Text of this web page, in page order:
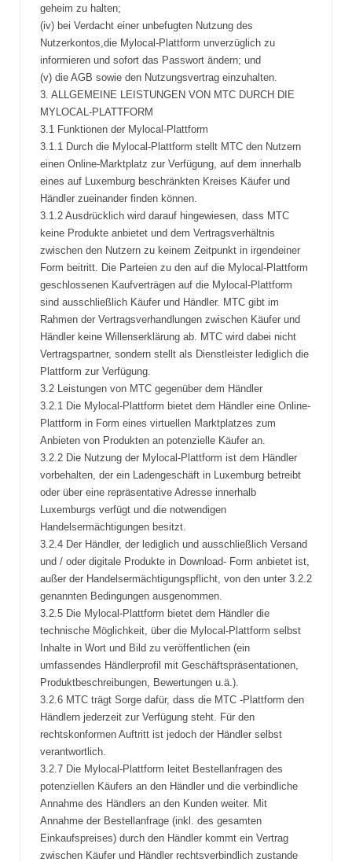
geheim zu halten;
(iv) bei Verdacht einer unbefugten Nutzung des
Nutzerkontos,die Mylocal-Plattform unverzüglich zu
informieren und sofort das Passwort ändern; und
(v) die AGB sowie den Nutzungsvertrag einzuhalten.
3. ALLGEMEINE LEISTUNGEN VON MTC DURCH DIE
MYLOCAL-PLATTFORM
3.1 Funktionen der Mylocal-Plattform
3.1.1 Durch die Mylocal-Plattform stellt MTC den Nutzern
einen Online-Marktplatz zur Verfügung, auf dem innerhalb
eines auf Luxemburg beschränkten Kreises Käufer und
Händler zueinander finden können.
3.1.2 Ausdrücklich wird darauf hingewiesen, dass MTC
keine Produkte anbietet und dem Vertragsverhältnis
zwischen den Nutzern zu keinem Zeitpunkt in irgendeiner
Form beitritt. Die Parteien zu den auf die Mylocal-Plattform
geschlossenen Kaufverträgen auf die Mylocal-Plattform
sind ausschließlich Käufer und Händler. MTC gibt im
Rahmen der Vertragsverhandlungen zwischen Käufer und
Händler keine Willenserklärung ab. MTC wird dabei nicht
Vertragspartner, sondern stellt als Dienstleister lediglich die
Plattform zur Verfügung.
3.2 Leistungen von MTC gegenüber dem Händler
3.2.1 Die Mylocal-Plattform bietet dem Händler eine Online-
Plattform in Form eines virtuellen Marktplatzes zum
Anbieten von Produkten an potenzielle Käufer an.
3.2.2 Die Nutzung der Mylocal-Plattform ist dem Händler
vorbehalten, der ein Ladengeschäft in Luxemburg betreibt
oder über eine repräsentative Adresse innerhalb
Luxemburgs verfügt und die notwendigen
Handelsermächtigungen besitzt.
3.2.4 Der Händler, der lediglich und ausschließlich Versand
und / oder digitale Produkte in Download- Form anbietet ist,
außer der Handelsermächtigungspflicht, von den unter 3.2.2
genannten Bedingungen ausgenommen.
3.2.5 Die Mylocal-Plattform bietet dem Händler die
technische Möglichkeit, über die Mylocal-Plattform selbst
Inhalte in Wort und Bild zu veröffentlichen (ein
umfassendes Händlerprofil mit Geschäftspräsentationen,
Produktbeschreibungen, Bewertungen u.ä.).
3.2.6 MTC trägt Sorge dafür, dass die MTC -Plattform den
Händlern jederzeit zur Verfügung steht. Für den
rechtskonformen Auftritt ist jedoch der Händler selbst
verantwortlich.
3.2.7 Die Mylocal-Plattform leitet Bestellanfragen des
potenziellen Käufers an den Händler und die verbindliche
Annahme des Händlers an den Kunden weiter. Mit
Annahme der Bestellanfrage (inkl. des gesamten
Einkaufspreises) durch den Händler kommt ein Vertrag
zwischen Käufer und Händler rechtsverbindlich zustande